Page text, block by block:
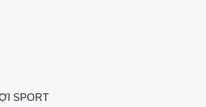
SPORT